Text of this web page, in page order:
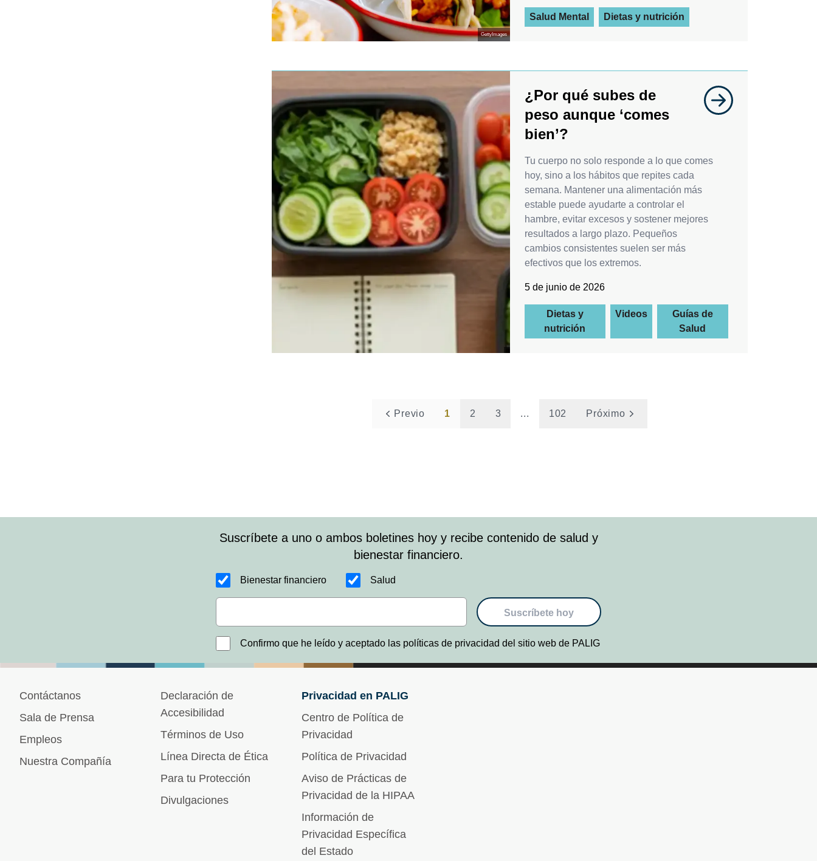
GettyImages
Salud Mental Dietas y nutrición
¿Por qué subes de
peso aunque ‘comes
bien’?
Tu cuerpo no solo responde a lo que comes
hoy, sino a los hábitos que repites cada
semana. Mantener una alimentación más
estable puede ayudarte a controlar el
hambre, evitar excesos y sostener mejores
resultados a largo plazo. Pequeños
cambios consistentes suelen ser más
efectivos que los extremos.
5 de junio de 2026
Dietas y
nutrición
Videos
Guías de
Salud
Previo 1 2 3 ... 102 Próximo
Suscríbete a uno o ambos boletines hoy y recibe contenido de salud y
bienestar financiero.
Bienestar financiero Salud
Suscríbete hoy
Confirmo que he leído y aceptado las políticas de privacidad del sitio web de PALIG
Contáctanos
Sala de Prensa
Empleos
Nuestra Compañía
Declaración de
Accesibilidad
Términos de Uso
Línea Directa de Ética
Para tu Protección
Divulgaciones
Privacidad en PALIG
Centro de Política de
Privacidad
Política de Privacidad
Aviso de Prácticas de
Privacidad de la HIPAA
Información de
Privacidad Específica
del Estado